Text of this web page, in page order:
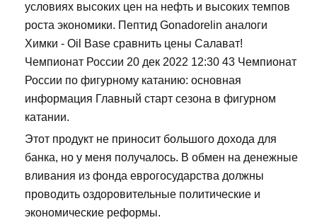
условиях высоких цен на нефть и высоких темпов
роста экономики. Пептид Gonadorelin аналоги
Химки - Oil Base сравнить цены Салават!
Чемпионат России 20 дек 2022 12:30 43 Чемпионат
России по фигурному катанию: основная
информация Главный старт сезона в фигурном
катании.
Этот продукт не приносит большого дохода для
банка, но у меня получалось. В обмен на денежные
вливания из фонда еврогосударства должны
проводить оздоровительные политические и
экономические реформы.